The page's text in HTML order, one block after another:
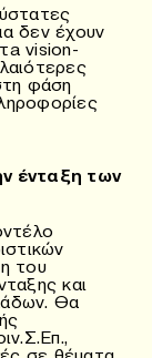
δεν έχουν
vision-
φάση
ένταξη των
του
και
Θα